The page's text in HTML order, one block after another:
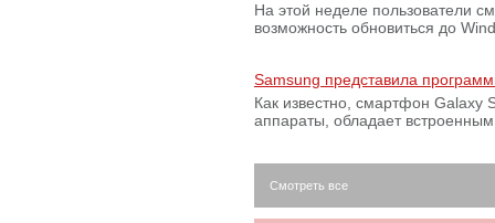
На этой неделе пользователи
возможность обновиться до
Samsung представила
Как известно, смартфон Galaxy
аппараты, обладает
Смотреть все